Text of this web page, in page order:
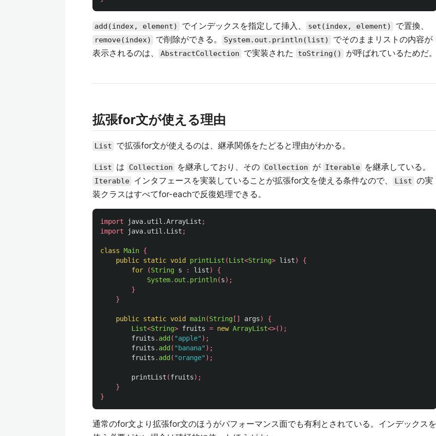
add(index, element) でインデックスを指定して挿入、 set(index, element) で置換、
remove(index) で削除ができる。 System.out.println(list)
でそのままリストの内容が
表示されるのは、
AbstractCollection で実装された toString() が呼ばれているためだ
拡張for文が使える理由
List で拡張for文が使えるのは、継承関係をたどると理由がわかる。
List は Collection を継承しており、その Collection が Iterable を継承している。
Iterable インタフェースを実装していることが拡張for文を使える条件なので、 List の実
装クラスはすべてfor-eachで反復処理できる。
import java.util.ArrayList ;
import
java.util.List ;
class Main {
public static void printList (List<String> list)
{
for
(String s : list)
{
System. out . println(s);
}
}
public static void main(String [] args)
{
List<String> fruits = new ArrayList<>();
fruits . add ( "apple" );
fruits . add ( "banana" );
fruits . add ( "orange" );
printList (fruits);
}
}
通常のfor文より拡張for文のほうがパフォーマンス面でも有利とされている。インデックスを